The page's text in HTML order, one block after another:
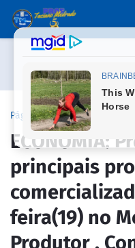
Página inicial ECONOMIA
ECONOMIA:
principais
feira(19) no
Produtor .